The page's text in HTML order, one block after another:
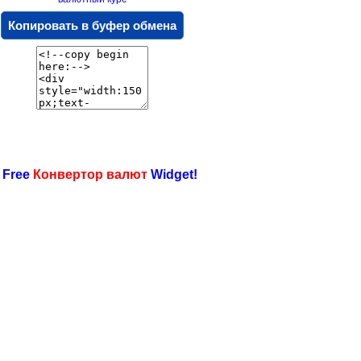
Копировать в буфер обмена
Конвертор валют Widget!